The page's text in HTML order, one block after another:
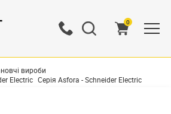
0
вироби
Electric Серія Asfora - Schneider Electric